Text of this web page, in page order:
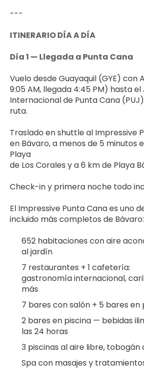
---
ITINERARIO DÍA A DÍA
Día 1 — Llegada a Punta Cana
Vuelo desde Guayaquil (GYE) con
9:05 AM, llegada 4:45 PM) hasta
Internacional de Punta Cana
ruta.
Traslado en shuttle al Impressive
en Bávaro, a menos de 5 minutos
Playa
de Los Corales y a 6 km de Playa
Check-in y primera noche todo
El Impressive Punta Cana es uno
incluido más completos de Bávaro:
652 habitaciones con aire
al jardín
7 restaurantes + 1 cafetería:
gastronomía internacional,
más
7 bares con salón + 5 bares en
2 bares en piscina — bebidas
las 24 horas
3 piscinas al aire libre, tobogán
Spa con masajes y